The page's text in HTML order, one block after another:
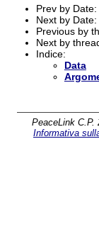
Prev by Date:
Next by Date:
Previous by
Next by
Indice:
Data
PeaceLink C.P.
Informativa